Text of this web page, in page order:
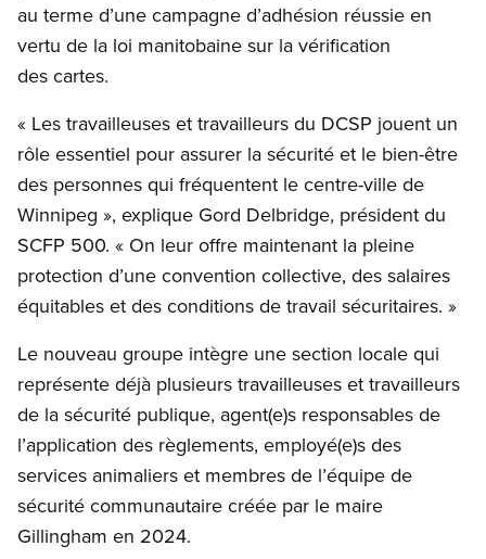
au terme d’une campagne d’adhésion réussie en
vertu de la loi manitobaine sur la vérification
des cartes.
« Les travailleuses et travailleurs du DCSP jouent un
rôle essentiel pour assurer la sécurité et le bien-être
des personnes qui fréquentent le centre-ville de
Winnipeg », explique Gord Delbridge, président du
SCFP 500. « On leur offre maintenant la pleine
protection d’une convention collective, des salaires
équitables et des conditions de travail sécuritaires. »
Le nouveau groupe intègre une section locale qui
représente déjà plusieurs travailleuses et travailleurs
de la sécurité publique, agent(e)s responsables de
l’application des règlements, employé(e)s des
services animaliers et membres de l’équipe de
sécurité communautaire créée par le maire
Gillingham en 2024.